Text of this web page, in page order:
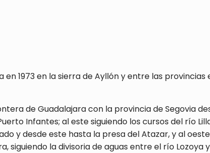
1973 en la sierra de Ayllón y entre las provincias
de Guadalajara con la provincia de Segovia
Infantes; al este siguiendo los cursos del río
y desde este hasta la presa del Atazar, y al
la divisoria de aguas entre el río Lozoya